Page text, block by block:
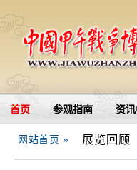
首页 参观指南 资
网站首页 » 展览回顾